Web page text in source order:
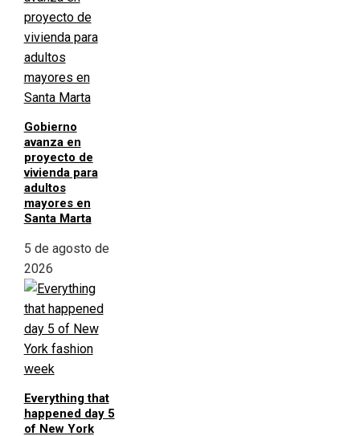
Gobierno
avanza en
proyecto de
vivienda para
adultos
mayores en
Santa Marta
5 de agosto de
2026
Everything that
happened day 5
of New York